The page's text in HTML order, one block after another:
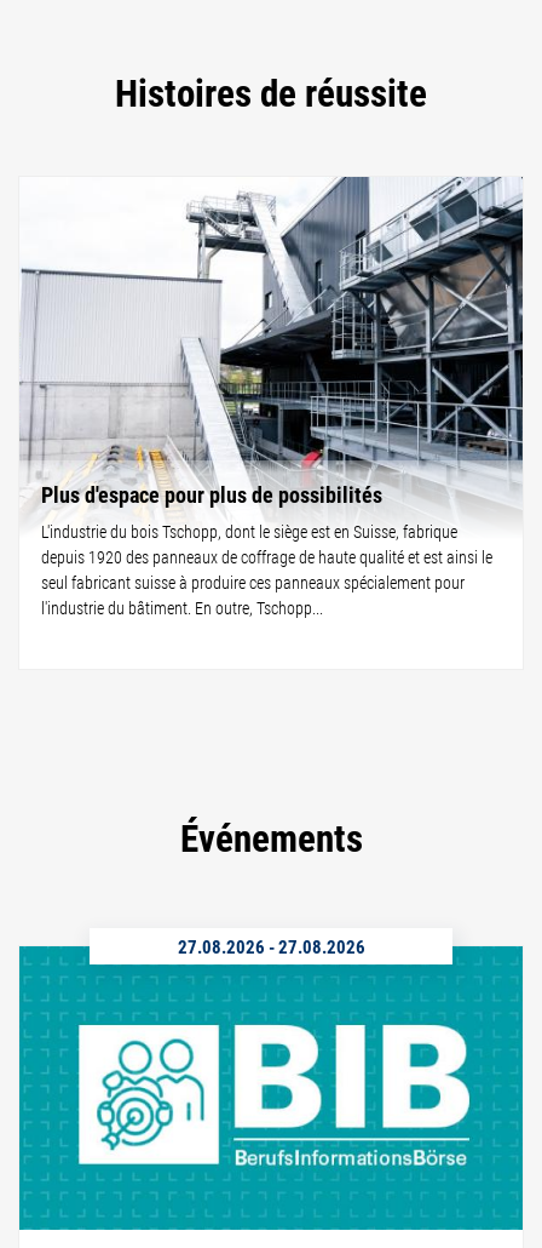
Histoires de réussite
Plus d'espace pour plus de possibilités
L'industrie du bois Tschopp, dont le siège est en Suisse, fabrique
depuis 1920 des panneaux de coffrage de haute qualité et est ainsi le
seul fabricant suisse à produire ces panneaux spécialement pour
l'industrie du bâtiment. En outre, Tschopp...
Événements
27.08.2026 -27.08.2026